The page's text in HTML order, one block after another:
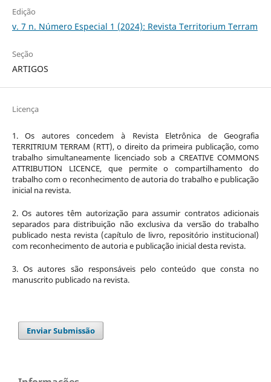
Edição
v. 7 n. Número Especial 1 (2024): Revista Territorium Terram
Seção
ARTIGOS
Licença
1. Os autores concedem à Revista Eletrônica de Geografia
TERRITRIUM TERRAM (RTT), o direito da primeira publicação, como
trabalho simultaneamente licenciado sob a CREATIVE COMMONS
ATTRIBUTION LICENCE, que permite o compartilhamento do
trabalho com o reconhecimento de autoria do trabalho e publicação
inicial na revista.
2. Os autores têm autorização para assumir contratos adicionais
separados para distribuição não exclusiva da versão do trabalho
publicado nesta revista (capítulo de livro, repositório institucional)
com reconhecimento de autoria e publicação inicial desta revista.
3. Os autores são responsáveis pelo conteúdo que consta no
manuscrito publicado na revista.
Enviar Submissão